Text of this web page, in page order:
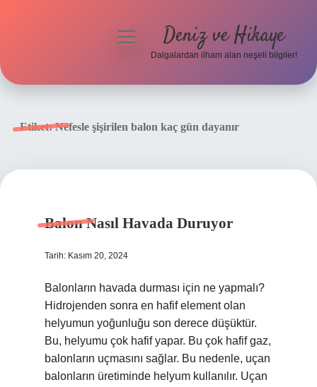
menüyü
Deniz ve Hikaye
Dalgalardan ilham alan neşeli bilgiler!
Etiket:Nefesle şişirilen balon kaç gün dayanır
Balon Nasıl Havada Duruyor
Tarih: Kasım 20, 2024
Balonların havada durması için ne yapmalı?
Hidrojenden sonra en hafif element olan
helyumun yoğunluğu son derece düşüktür.
Bu, helyumu çok hafif yapar. Bu çok hafif gaz,
balonların uçmasını sağlar. Bu nedenle, uçan
balonların üretiminde helyum kullanılır. Uçan